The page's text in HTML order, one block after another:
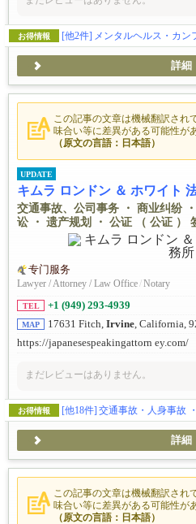
お得情報 [他2件] メンタルヘルス・カン
詳細
この記事の文章は機械翻訳され
味合い等に差異がある可能性が
（原文の言語：日本語）
UPDATE
キムラ ロンドン ＆ ホワイト
交通事故、公司事务 ・ 商业纠纷
讼 ・ 遗产规划 ・ 公证 （ 公证 ）
专门服务
Lawyer / Attorney / Law Office/Notary
TEL +1 (949) 293-4939
MAP 17631 Fitch, Irvine, California,
https://japanesespeakingattorn ey.com/
まだレビューはありません。
お得情報 [他18件] 交通事故・人身事故 ・エステートプラン・遺産
詳細
この記事の文章は機械翻訳され
味合い等に差異がある可能性が
（原文の言語：日本語）